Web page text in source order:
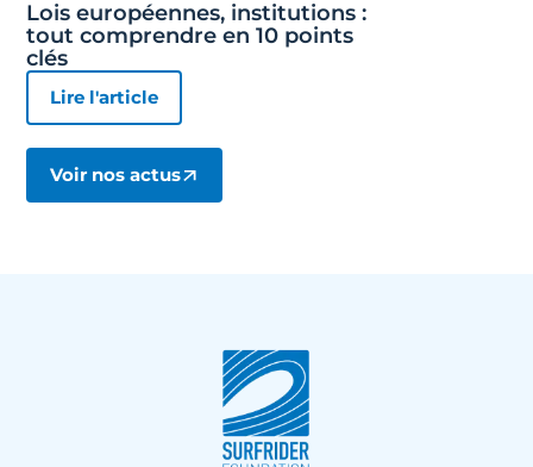
Lois européennes, institutions :
tout comprendre en 10 points
clés
Lire l'article
Voir nos actus